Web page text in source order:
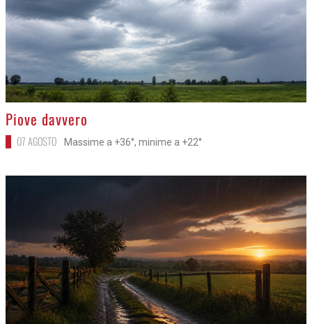
>
Piove davvero
07 AGOSTO Massime a +36°, minime a +22°